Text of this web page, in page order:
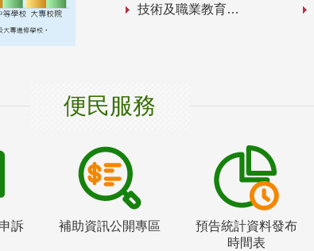
技術及職業教育
便民服務
訴 補助資訊公開專區
預告統計資料發布
時間表